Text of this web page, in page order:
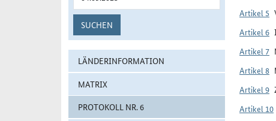
SUCHEN
LÄNDERINFORMATION
MATRIX
PROTOKOLL NR. 6
Artikel 5
Artikel 6
Artikel 7
Artikel 8
Artikel 9
Artikel 10